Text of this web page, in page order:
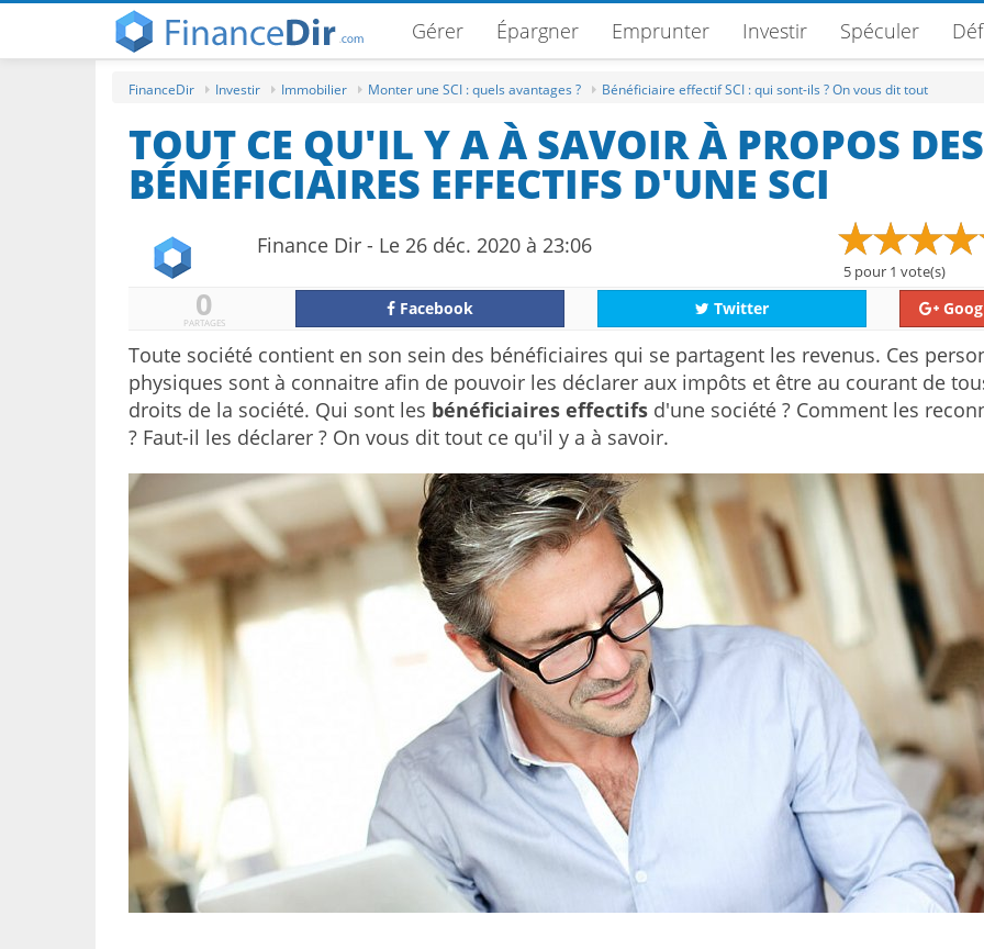
Gérer Épargner Emprunter Investir Spéculer
FinanceDir Investir Immobilier Monter une SCI : quels avantages ? Bénéficiaire effectif SCI : qui sont-ils ? On vous dit tout
TOUT CE QU'IL Y A À SAVOIR À PROPOS DES
BÉNÉFICIAIRES EFFECTIFS D'UNE SCI
Finance Dir - Le 26 déc. 2020 à 23:06
5pour 1 vote(s)
0
PARTAGES
Facebook Twitter
Toute société contient en son sein des bénéficiaires qui se partagent les revenus. Ces
physiques sont à connaitre afin de pouvoir les déclarer aux impôts et être au courant de
droits de la société. Qui sont les bénéficiaires effectifs d'une société ? Comment les
? Faut-il les déclarer ? On vous dit tout ce qu'il y a à savoir.